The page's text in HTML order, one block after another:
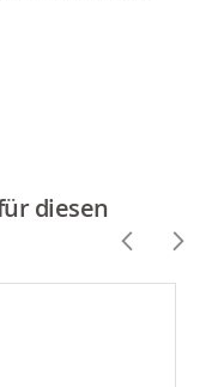
diesen